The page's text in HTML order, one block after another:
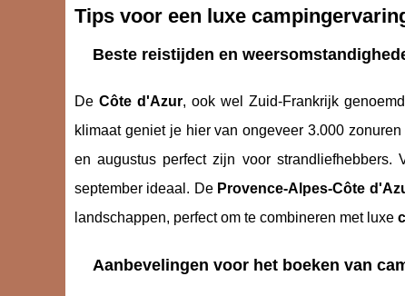
Tips voor een luxe
Beste reistijden en
De Côte d'Azur, ook wel Zuid-Frankrijk
klimaat geniet je hier van ongeveer 3.000
en augustus perfect zijn voor
september ideaal. De Provence-Alpes-Côte
landschappen, perfect om te combineren met luxe
Aanbevelingen voor het boeken van